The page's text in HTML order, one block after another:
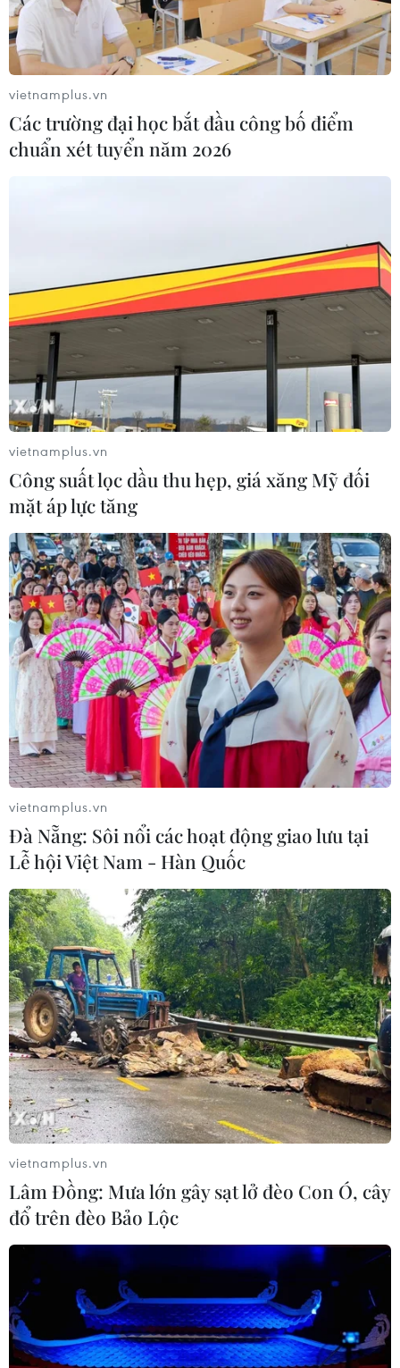
Mưa lũ tiếp tục gây nhiều thiệt hại nghiêm
trọng tại Trung Quốc
08/07/2020 11:40
Mưa lớn đã phá hủy hơn 17.000 ngôi nhà, gây thiệt hại
kinh tế gần 6 tỷ USD, khiến ít nhất 130 người thiệt mạng
hoặc mất tích, ảnh hưởng gần 20 triệu người sinh sống
tại các tỉnh dọc sông Trường Giang.
Trung Quốc cảnh báo lũ trên sông Hoài
Hà vượt mức báo động
10/07/2020 13:08
Dự báo mực nước tại các nhánh sông Hoài Hà - con
sông lớn thứ 3 ở Trung Quốc - có thể chạm gần hoặc
vượt mức báo động, tiềm ẩn nguy cơ cao gây lũ lụt trên
diện rộng.
Trung Quốc: Tỉnh Giang Tây đưa ra cảnh
báo lũ cao nhất
11/07/2020 13:19
Chính quyền tỉnh Giang Tây đã nâng mức ứng phó lũ từ
mức 1 lên mức 2, cũng là mức cao nhất, khi có nguy cơ
vietnamplus.vn
Các trường đại học bắt đầu công bố điểm
chuẩn xét tuyển năm 2026
vietnamplus.vn
Công suất lọc dầu thu hẹp, giá xăng Mỹ đối
mặt áp lực tăng
vietnamplus.vn
Đà Nẵng: Sôi nổi các hoạt động giao lưu tại
Lễ hội Việt Nam - Hàn Quốc
vietnamplus.vn
Lâm Đồng: Mưa lớn gây sạt lở đèo Con Ó, cây
đổ trên đèo Bảo Lộc